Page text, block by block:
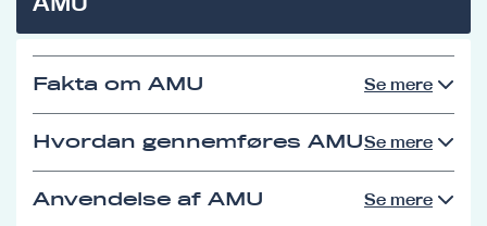
Fakta om AMU Se mere
Hvordan gennemføres AMUSe mere
Anvendelse af AMU Se mere